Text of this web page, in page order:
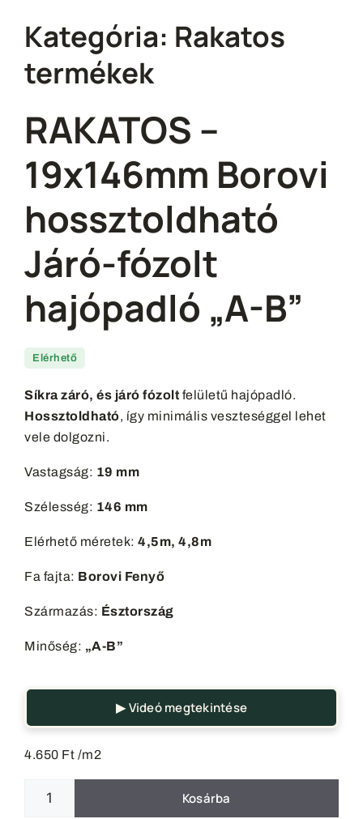
Kategória: Rakatos
termékek
RAKATOS –
19x146mm Borovi
hossztoldható
Járó-fózolt
hajópadló „A-B”
Elérhető
Síkra záró, és járó fózolt felületű hajópadló.
Hossztoldható, így minimális veszteséggel lehet
vele dolgozni.
Vastagság: 19 mm
Szélesség: 146 mm
Elérhető méretek: 4,5m, 4,8m
Fa fajta: Borovi Fenyő
Származás: Észtország
Minőség: „A-B”
▶ Videó megtekintése
4.650 Ft /m2
Kosárba